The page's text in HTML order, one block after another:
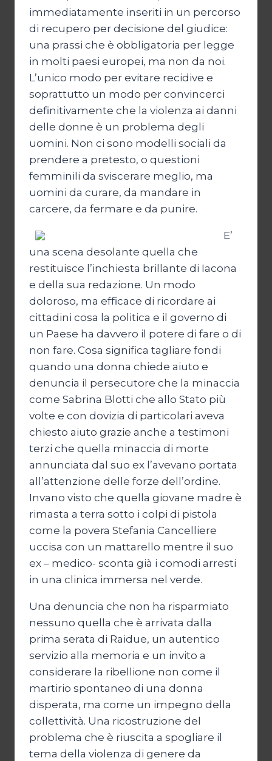
immediatamente inseriti in un percorso
di recupero per decisione del giudice:
una prassi che è obbligatoria per legge
in molti paesi europei, ma non da noi.
L’unico modo per evitare recidive e
soprattutto un modo per convincerci
definitivamente che la violenza ai danni
delle donne è un problema degli
uomini. Non ci sono modelli sociali da
prendere a pretesto, o questioni
femminili da sviscerare meglio, ma
uomini da curare, da mandare in
carcere, da fermare e da punire.
E’
una scena desolante quella che
restituisce l’inchiesta brillante di Iacona
e della sua redazione. Un modo
doloroso, ma efficace di ricordare ai
cittadini cosa la politica e il governo di
un Paese ha davvero il potere di fare o di
non fare. Cosa significa tagliare fondi
quando una donna chiede aiuto e
denuncia il persecutore che la minaccia
come Sabrina Blotti che allo Stato più
volte e con dovizia di particolari aveva
chiesto aiuto grazie anche a testimoni
terzi che quella minaccia di morte
annunciata dal suo ex l’avevano portata
all’attenzione delle forze dell’ordine.
Invano visto che quella giovane madre è
rimasta a terra sotto i colpi di pistola
come la povera Stefania Cancelliere
uccisa con un mattarello mentre il suo
ex – medico- sconta già i comodi arresti
in una clinica immersa nel verde.
Una denuncia che non ha risparmiato
nessuno quella che è arrivata dalla
prima serata di Raidue, un autentico
servizio alla memoria e un invito a
considerare la ribellione non come il
martirio spontaneo di una donna
disperata, ma come un impegno della
collettività. Una ricostruzione del
problema che è riuscita a spogliare il
tema della violenza di genere da